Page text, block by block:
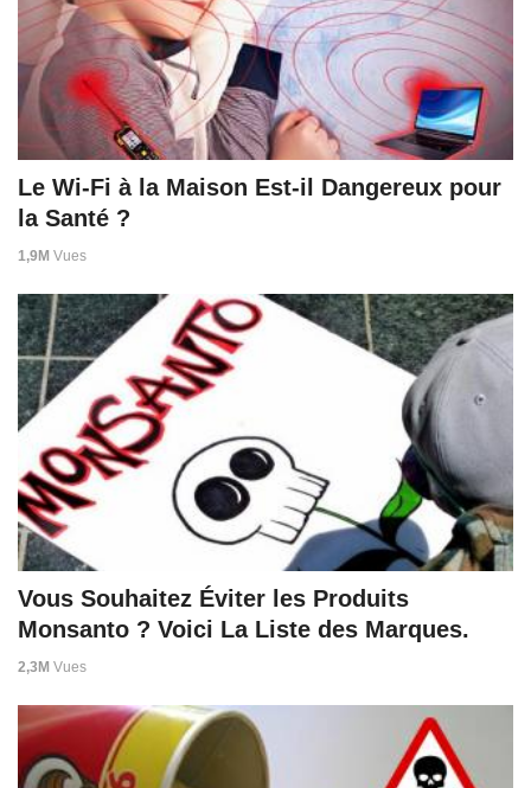
Le Wi-Fi à la Maison Est-il Dangereux pour
la Santé ?
1,9M Vues
Vous Souhaitez Éviter les Produits
Monsanto ? Voici La Liste des Marques.
2,3M Vues